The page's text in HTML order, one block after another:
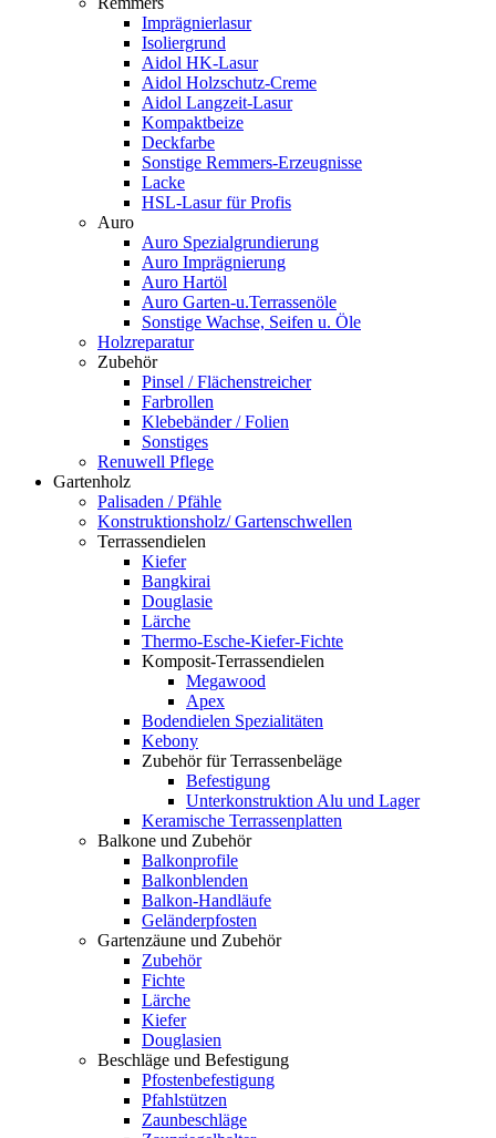
Imprägnierlasur
Isoliergrund
Aidol HK-Lasur
Aidol Holzschutz-Creme
Aidol Langzeit-Lasur
Kompaktbeize
Deckfarbe
Sonstige Remmers-Erzeugnisse
Lacke
HSL-Lasur für Profis
Auro
Auro Spezialgrundierung
Auro Imprägnierung
Auro Hartöl
Auro Garten-u.Terrassenöle
Sonstige Wachse, Seifen u. Öle
Holzreparatur
Zubehör
Pinsel / Flächenstreicher
Farbrollen
Klebebänder / Folien
Sonstiges
Renuwell Pflege
Gartenholz
Palisaden / Pfähle
Konstruktionsholz/ Gartenschwellen
Terrassendielen
Kiefer
Bangkirai
Douglasie
Lärche
Thermo-Esche-Kiefer-Fichte
Komposit-Terrassendielen
Megawood
Apex
Bodendielen Spezialitäten
Kebony
Zubehör für Terrassenbeläge
Befestigung
Unterkonstruktion Alu und Lager
Keramische Terrassenplatten
Balkone und Zubehör
Balkonprofile
Balkonblenden
Balkon-Handläufe
Geländerpfosten
Gartenzäune und Zubehör
Zubehör
Fichte
Lärche
Kiefer
Douglasien
Beschläge und Befestigung
Pfostenbefestigung
Pfahlstützen
Zaunbeschläge